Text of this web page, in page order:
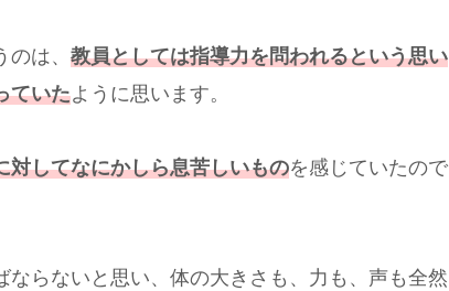
は、 教員としては指導力を問われるという思い
ていたように思います。
対してなにかしら息苦しいものを感じていたので
らないと思い、体の大きさも、力も、声も全然